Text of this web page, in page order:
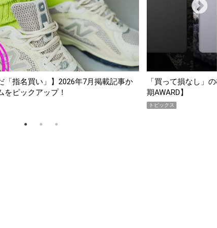
「買って損なし」の極上スマホ5選【GoodsPress 2026上半
期AWARD】